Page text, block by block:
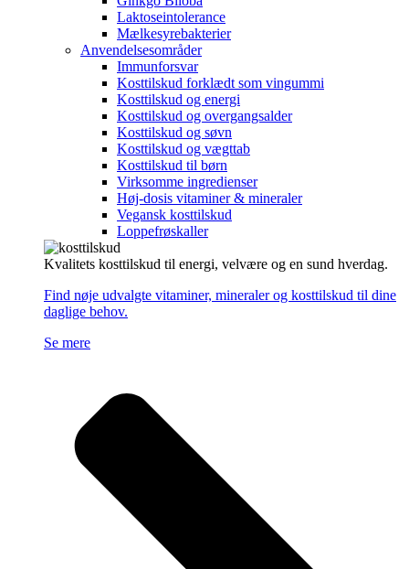
Laktoseintolerance
Mælkesyrebakterier
Anvendelsesområder
Immunforsvar
Kosttilskud forklædt som vingummi
Kosttilskud og energi
Kosttilskud og overgangsalder
Kosttilskud og søvn
Kosttilskud og vægttab
Kosttilskud til børn
Virksomme ingredienser
Høj-dosis vitaminer & mineraler
Vegansk kosttilskud
Loppefrøskaller
Kvalitets kosttilskud til energi, velvære og en sund hverdag.
Find nøje udvalgte vitaminer, mineraler og kosttilskud til dine
daglige behov.
Se mere